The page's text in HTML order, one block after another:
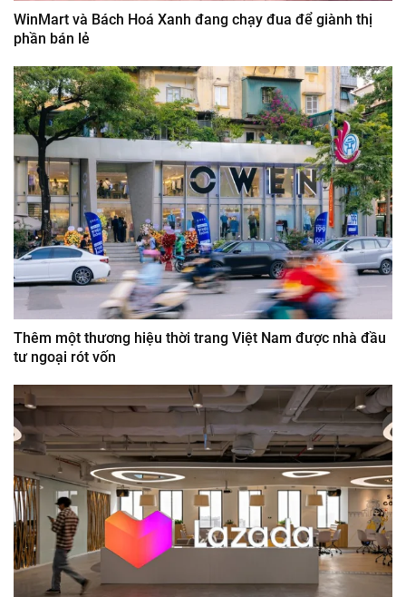
WinMart và Bách Hoá Xanh đang chạy đua để giành thị
phần bán lẻ
Thêm một thương hiệu thời trang Việt Nam được nhà đầu
tư ngoại rót vốn